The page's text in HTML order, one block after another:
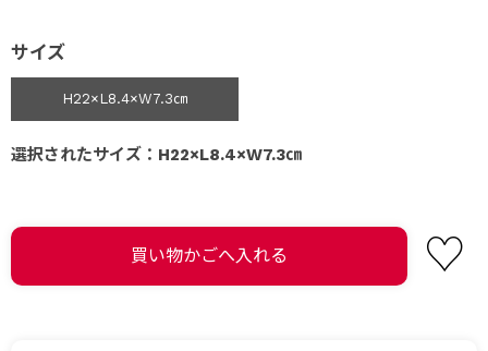
サイズ
H22×L8.4×W7.3㎝
選択されたサイズ：H22×L8.4×W7.3㎝